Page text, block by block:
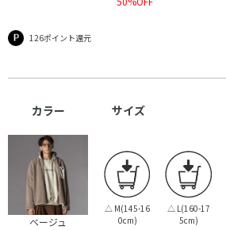
126ポイント還元
カラー サイズ
ベージュ
△ M(145-16
0cm)
△ L(160-17
5cm)